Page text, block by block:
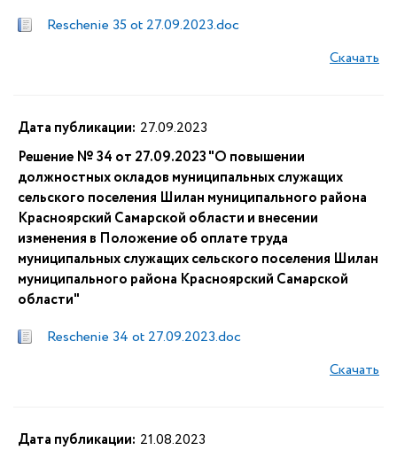
Reschenie 35 ot 27.09.2023.doc
Скачать
Дата публикации: 27.09.2023
Решение № 34 от 27.09.2023 "О повышении
должностных окладов муниципальных служащих
сельского поселения Шилан муниципального района
Красноярский Самарской области и внесении
изменения в Положение об оплате труда
муниципальных служащих сельского поселения Шилан
муниципального района Красноярский Самарской
области"
Reschenie 34 ot 27.09.2023.doc
Скачать
Дата публикации: 21.08.2023